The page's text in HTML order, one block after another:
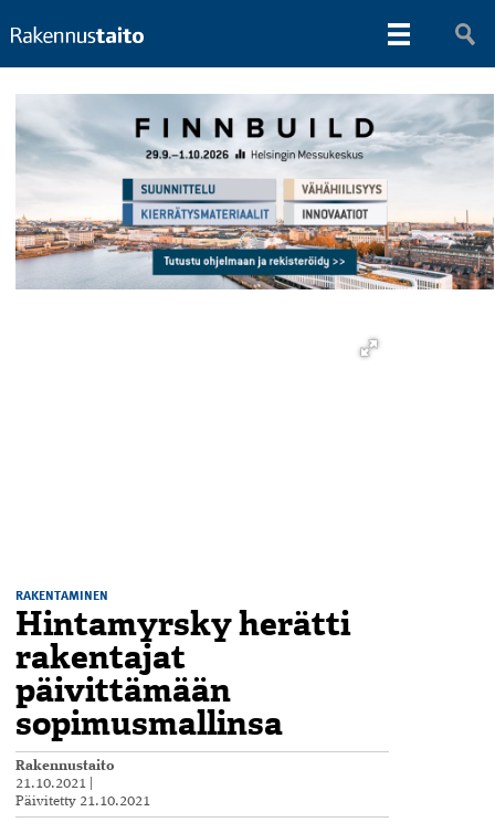
RAKENTAMINEN
Hintamyrsky herätti
rakentajat
päivittämään
sopimusmallinsa
Rakennustaito
21.10.2021
Päivitetty 21.10.2021